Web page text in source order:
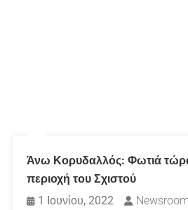
Άνω Κορυδαλλός: Φωτιά
περιοχή του Σχιστού
1 Ιουνίου, 2022
Newsroom